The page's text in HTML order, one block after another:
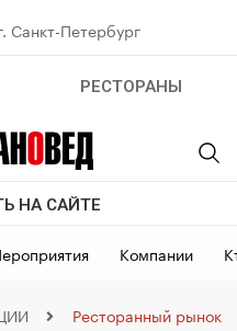
Санкт-Петербург
РЕСТОРАНЫ
НА САЙТЕ
Компании
Ресторанный рынок